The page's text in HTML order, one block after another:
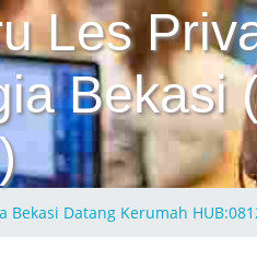
Les
Bekasi
Bekasi Datang Kerumah